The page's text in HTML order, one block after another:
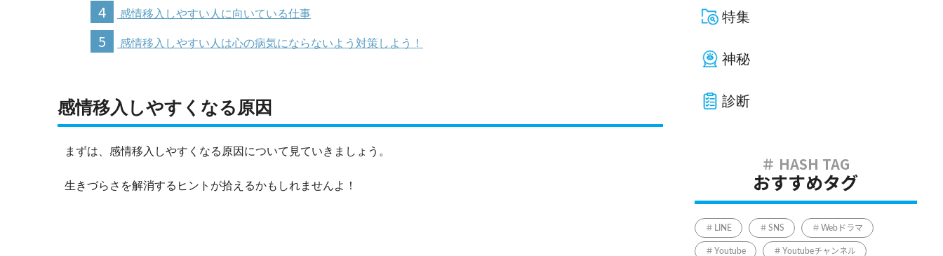
4 感情移入しやすい人に向いている仕事
5 感情移入しやすい人は心の病気にならないよう対策しよう！
感情移入しやすくなる原因
まずは、感情移入しやすくなる原因について見ていきましょう。
生きづらさを解消するヒントが拾えるかもしれませんよ！
特集
神秘
診断
おすすめタグ
LINE SNS Webドラマ
Youtube Youtubeチャンネル